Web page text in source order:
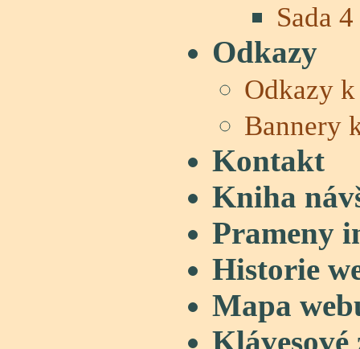
Sada 4
Odkazy
Odkazy
Bannery
Kontakt
Kniha
Prameny
Historie
Mapa